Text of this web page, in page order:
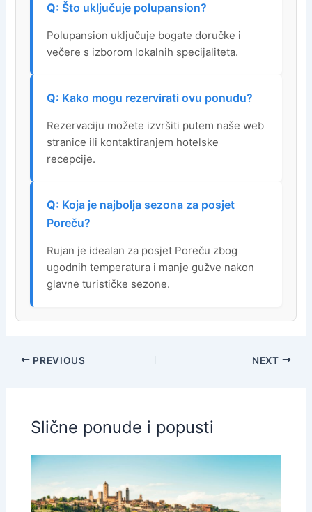
Što uključuje polupansion?
Polupansion uključuje bogate doručke i
večere s izborom lokalnih specijaliteta.
Kako mogu rezervirati ovu ponudu?
Rezervaciju možete izvršiti putem naše web
stranice ili kontaktiranjem hotelske
recepcije.
Koja je najbolja sezona za posjet
Poreču?
Rujan je idealan za posjet Poreču zbog
ugodnih temperatura i manje gužve nakon
glavne turističke sezone.
PREVIOUS NEXT
Slične ponude i popusti